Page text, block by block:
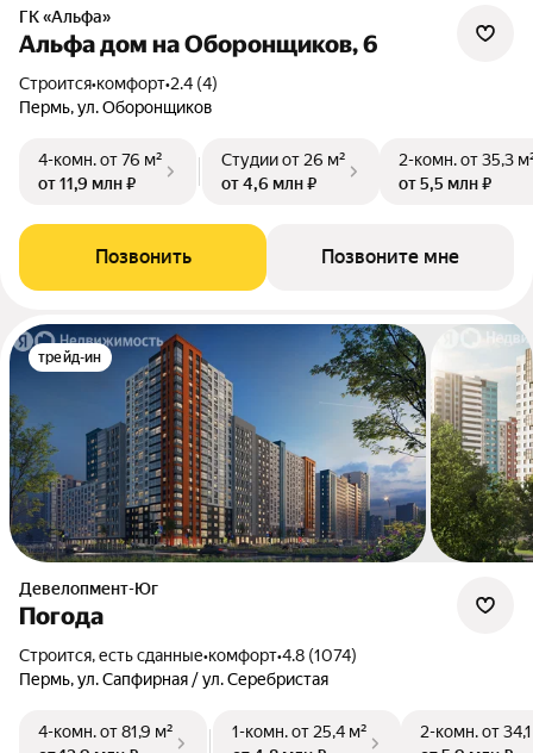
ГК «Альфа»
Альфа дом на Оборонщиков, 6
Строится•комфорт•2.4 (4)
Пермь, ул. Оборонщиков
4-комн.от 76 м²
от 11,9 млн ₽
Студииот 26 м²
от 4,6 млн ₽
2-комн.от 35,3
от 5,5 млн ₽
Позвонить Позвоните мне
трейд-ин
Девелопмент-Юг
Погода
Строится, есть сданные•комфорт•4.8 (1074)
Пермь, ул. Сапфирная / ул. Серебристая
4-комн.от 81,9 м²
1-комн.от 25,4 м²
2-комн.от